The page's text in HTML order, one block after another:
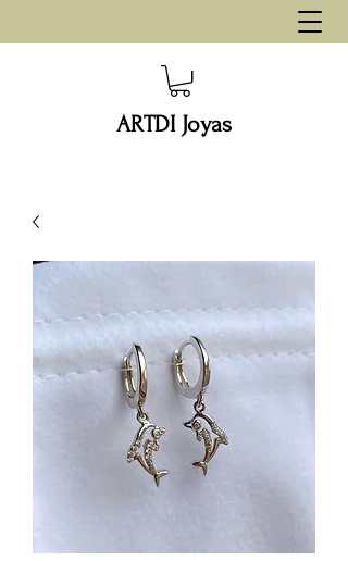
ARTDI Joyas